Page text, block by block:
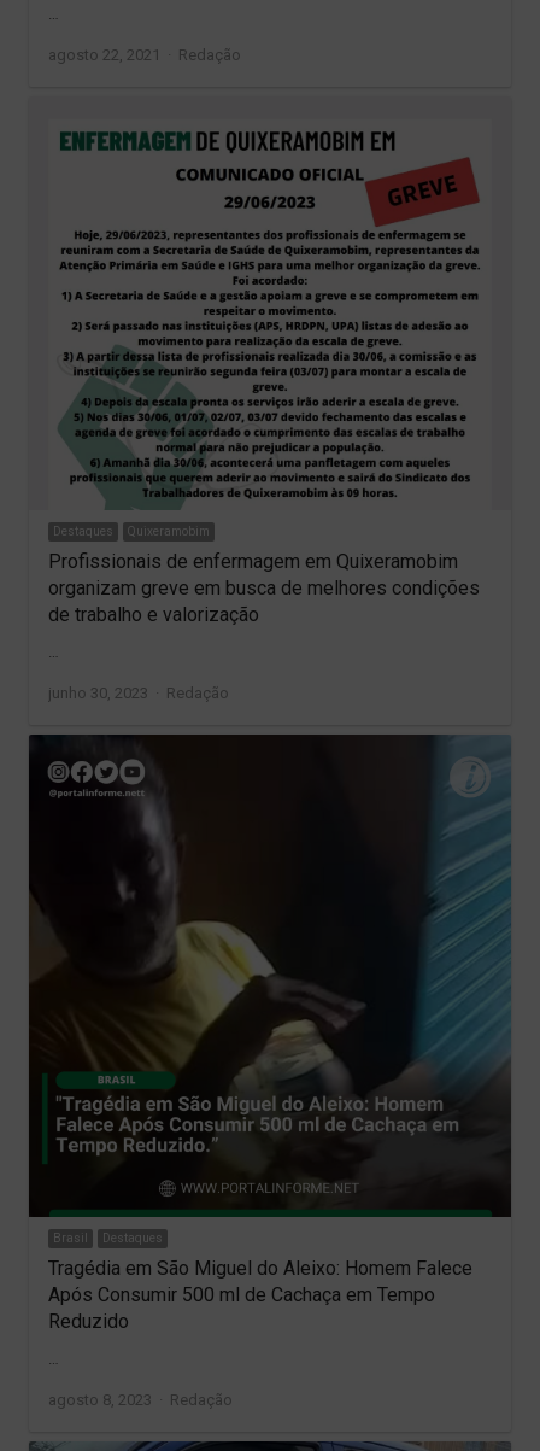
agosto 22, 2021 Author
Redação
Destaques Quixeramobim
Profissionais de enfermagem em Quixeramobim
organizam greve em busca de melhores condições
de trabalho e valorização
…
junho 30, 2023 Author
Redação
Brasil Destaques
Tragédia em São Miguel do Aleixo: Homem Falece
Após Consumir 500 ml de Cachaça em Tempo
Reduzido
…
agosto 8, 2023 Author
Redação